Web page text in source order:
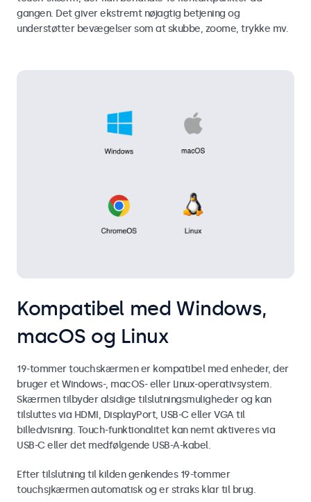
gangen. Det giver ekstremt nøjagtig betjening og
understøtter bevægelser som at skubbe, zoome, trykke mv.
Kompatibel med Windows,
macOS og Linux
19-tommer touchskærmen er kompatibel med enheder, der
bruger et Windows-, macOS- eller Linux-operativsystem.
Skærmen tilbyder alsidige tilslutningsmuligheder og kan
tilsluttes via HDMI, DisplayPort, USB-C eller VGA til
billedvisning. Touch-funktionalitet kan nemt aktiveres via
USB-C eller det medfølgende USB-A-kabel.
Efter tilslutning til kilden genkendes 19-tommer
touchsjkærmen automatisk og er straks klar til brug.